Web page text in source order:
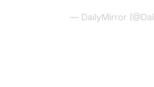
— DailyMirror